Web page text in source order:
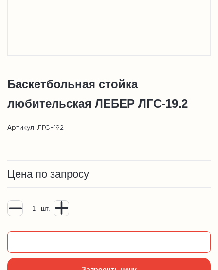
Баскетбольная стойка
любительская ЛЕБЕР ЛГС-19.2
Артикул: ЛГС-19.2
Цена по запросу
шт.